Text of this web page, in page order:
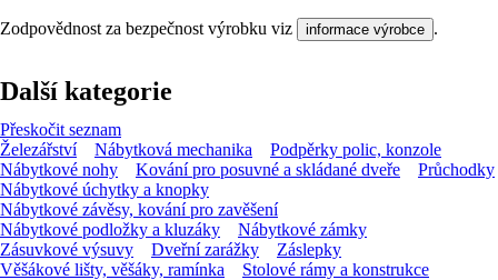
Zodpovědnost za bezpečnost výrobku viz informace výrobce .
Další kategorie
Přeskočit seznam
Železářství
Nábytková mechanika
Podpěrky polic, konzole
Nábytkové nohy
Kování pro posuvné a skládané dveře
Průchodky
Nábytkové úchytky a knopky
Nábytkové závěsy, kování pro zavěšení
Nábytkové podložky a kluzáky
Nábytkové zámky
Zásuvkové výsuvy
Dveřní zarážky
Záslepky
Věšákové lišty, věšáky, ramínka
Stolové rámy a konstrukce